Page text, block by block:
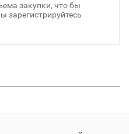
закупки, что бы
зарегистрируйтесь